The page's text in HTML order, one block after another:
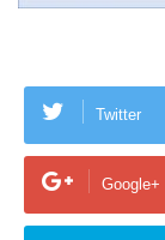
Twitter
Google+